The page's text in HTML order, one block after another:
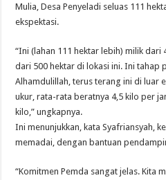
Mulia, Desa Penyeladi seluas 111
ekspektasi.
“Ini (lahan 111 hektar lebih) milik dari
dari 500 hektar di lokasi ini. Ini tahap
Alhamdulillah, terus terang ini di luar
ukur, rata-rata beratnya 4,5 kilo per
kilo,” ungkapnya.
Ini menunjukkan, kata Syafriansyah,
memadai, dengan bantuan
“Komitmen Pemda sangat jelas. Kita